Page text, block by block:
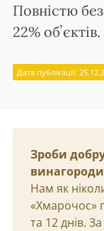
Повністю
22% обʼєктів.
Дата публікації:
Зроби
Нам як
«Хмарочос»
та 12 днів.